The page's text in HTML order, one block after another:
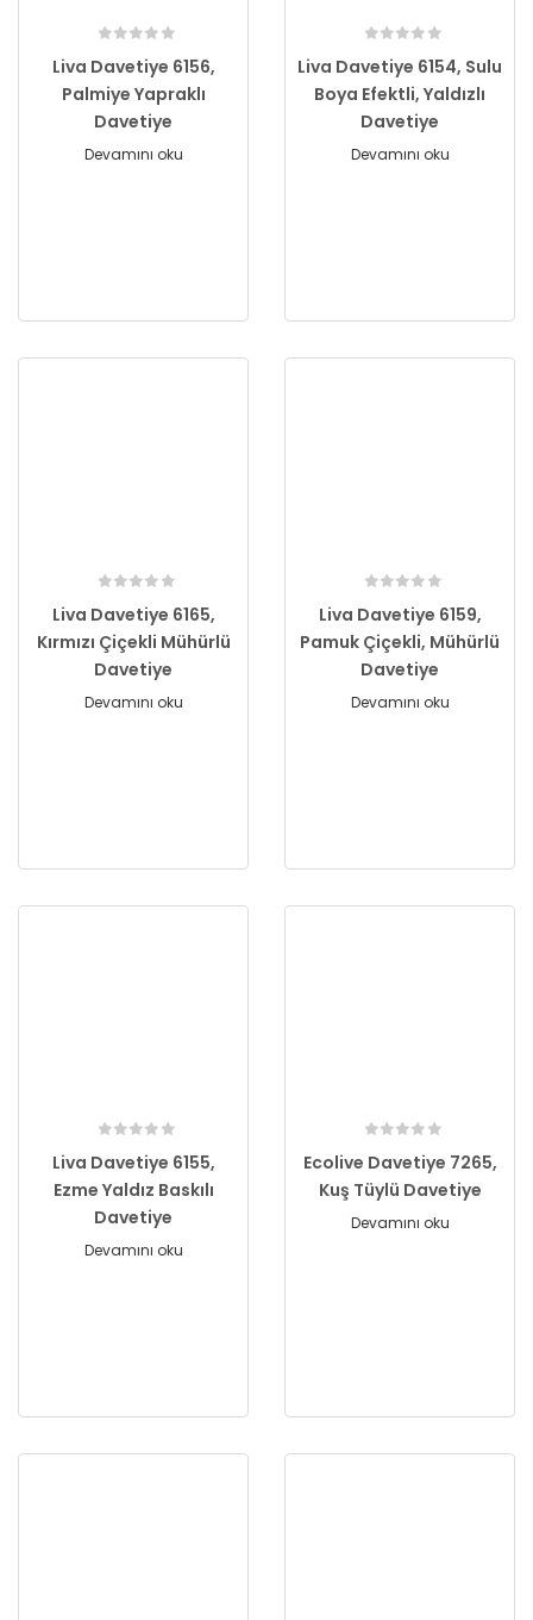
Liva Davetiye 6156,
Palmiye Yapraklı
Davetiye
Devamını oku
Liva Davetiye 6154, Sulu
Boya Efektli, Yaldızlı
Davetiye
Devamını oku
Liva Davetiye 6165,
Kırmızı Çiçekli Mühürlü
Davetiye
Devamını oku
Liva Davetiye 6159,
Pamuk Çiçekli, Mühürlü
Davetiye
Devamını oku
Liva Davetiye 6155,
Ezme Yaldız Baskılı
Davetiye
Devamını oku
Ecolive Davetiye 7265,
Kuş Tüylü Davetiye
Devamını oku